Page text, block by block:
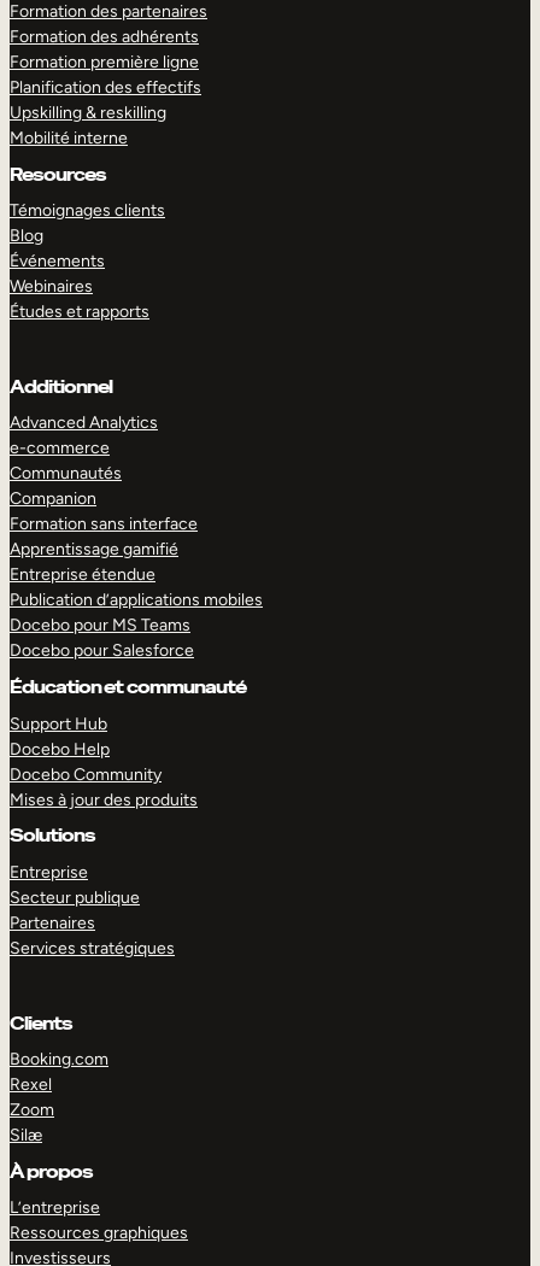
Formation des partenaires
Formation des adhérents
Formation première ligne
Planification des effectifs
Upskilling & reskilling
Mobilité interne
Resources
Témoignages clients
Blog
Événements
Webinaires
Études et rapports
Additionnel
Advanced Analytics
e-commerce
Communautés
Companion
Formation sans interface
Apprentissage gamifié
Entreprise étendue
Publication d’applications mobiles
Docebo pour MS Teams
Docebo pour Salesforce
Éducation et communauté
Support Hub
Docebo Help
Docebo Community
Mises à jour des produits
Solutions
Entreprise
Secteur publique
Partenaires
Services stratégiques
Clients
Booking.com
Rexel
Zoom
Silæ
À propos
L’entreprise
Ressources graphiques
Investisseurs